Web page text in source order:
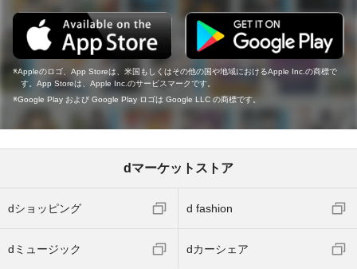
Appleのロゴ、App Storeは、米国もしくはその他の国や地域におけるApple Inc.の商標で
す。App Storeは、Apple Inc.のサービスマークです。
Google Play および Google Play ロゴは Google LLC の商標です。
dマーケットストア
dショッピング d fashion
dミュージック dカーシェア